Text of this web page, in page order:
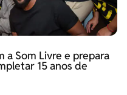
a Som Livre e prepara
15 anos de